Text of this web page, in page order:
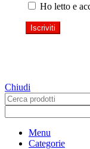
Ho letto e
Chiudi
Menu
Categorie